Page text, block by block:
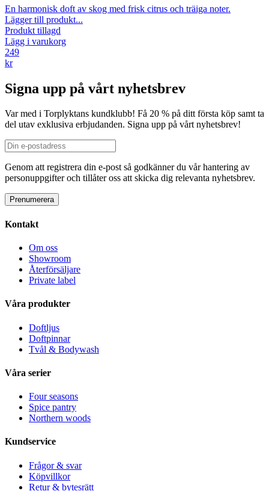
En harmonisk doft av skog med frisk citrus och träiga noter.
Lägger till produkt...
Produkt tillagd
Lägg i varukorg
249
kr
Signa upp på vårt nyhetsbrev
Var med i Torplyktans kundklubb! Få 20 % på ditt första köp samt ta
del utav exklusiva erbjudanden. Signa upp på vårt nyhetsbrev!
Genom att registrera din e-post så godkänner du vår hantering av
personuppgifter och tillåter oss att skicka dig relevanta nyhetsbrev.
Kontakt
Om oss
Showroom
Återförsäljare
Private label
Våra produkter
Doftljus
Doftpinnar
Tvål & Bodywash
Våra serier
Four seasons
Spice pantry
Northern woods
Kundservice
Frågor & svar
Köpvillkor
Retur & bytesrätt